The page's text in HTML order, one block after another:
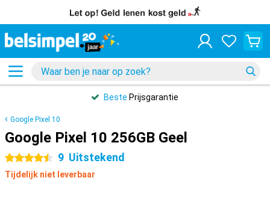
Beste Prijsgarantie
Google Pixel 10
Google Pixel 10 256GB Geel
4.5 sterren 9 Uitstekend
Tijdelijk niet leverbaar